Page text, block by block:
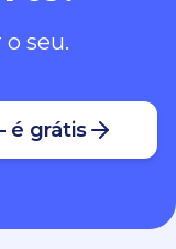
seu.
é grátis